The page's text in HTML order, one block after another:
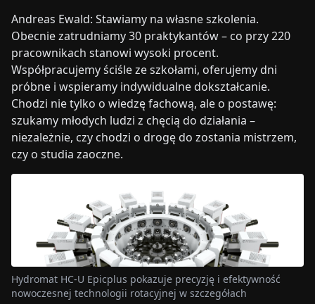
Andreas Ewald: Stawiamy na własne szkolenia.
Obecnie zatrudniamy 30 praktykantów – co przy 220
pracownikach stanowi wysoki procent.
Współpracujemy ściśle ze szkołami, oferujemy dni
próbne i wspieramy indywidualne dokształcanie.
Chodzi nie tylko o wiedzę fachową, ale o postawę:
szukamy młodych ludzi z chęcią do działania –
niezależnie, czy chodzi o drogę do zostania mistrzem,
czy o studia zaoczne.
Hydromat HC-U Epicplus pokazuje precyzję i efektywność
nowoczesnej technologii rotacyjnej w szczegółach